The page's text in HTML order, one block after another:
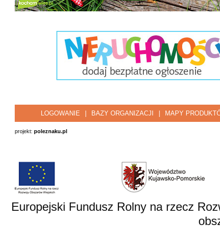
LOGOWANIE BAZY ORGANIZACJI MAPY
projekt: poleznaku.pl
Europejski Fundusz Rolny na rzecz